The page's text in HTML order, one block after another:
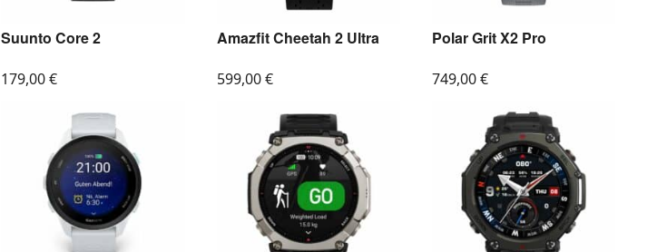
Suunto Core 2
179,00€
Amazfit Cheetah 2 Ultra
599,00€
Polar Grit X2 Pro
749,00€